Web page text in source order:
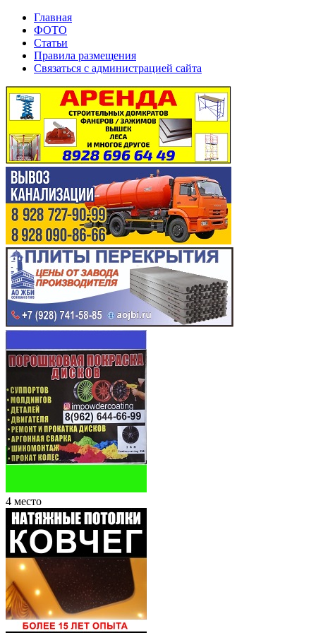
Главная
ФОТО
Статьи
Правила размещения
Связаться с администрацией сайта
4 место